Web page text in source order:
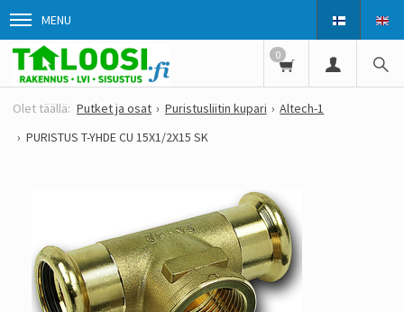
MENU
0
Putket ja osat Puristusliitin kupari
Altech-1
PURISTUS T-YHDE CU 15X1/2X15 SK